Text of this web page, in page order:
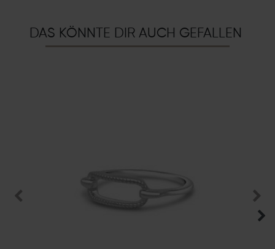
DAS KÖNNTE DIR AUCH GEFALLEN